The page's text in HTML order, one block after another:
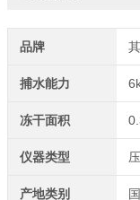
品牌
捕水能力
冻干面积
仪器类型
产地类别